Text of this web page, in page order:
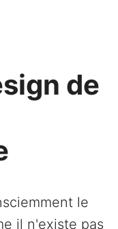
de
le
il n'existe pas